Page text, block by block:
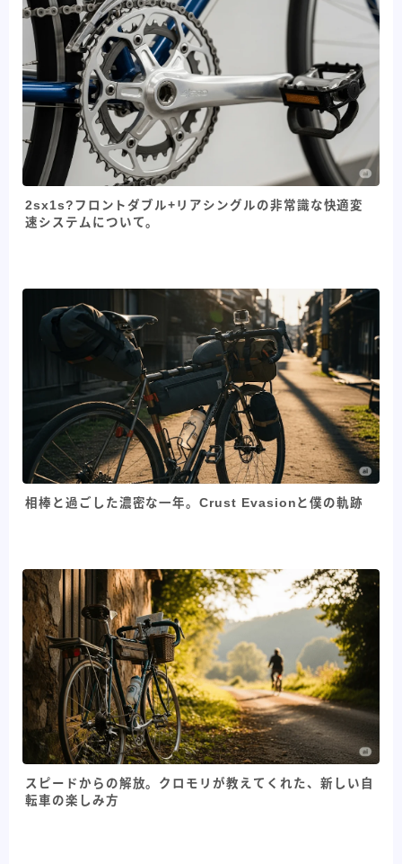
2sx1s?フロントダブル+リアシングルの非常識な快適変
速システムについて。
相棒と過ごした濃密な一年。Crust Evasionと僕の軌跡
スピードからの解放。クロモリが教えてくれた、新しい自
転車の楽しみ方